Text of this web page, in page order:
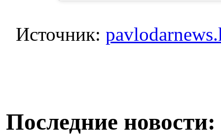
Источник:
Последние новости: